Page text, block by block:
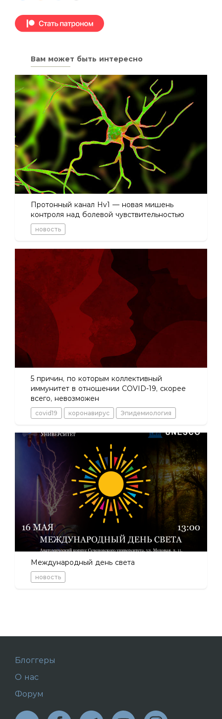
Вам может быть интересно
Протонный канал Hv1 — новая мишень
контроля над болевой чувствительностью
новость
5 причин, по которым коллективный
иммунитет в отношении COVID-19, скорее
всего, невозможен
covid19 коронавирус Эпидемиология
Международный день света
новость
Блоггеры
О нас
Форум